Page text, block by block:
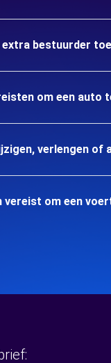
bestuurder
om een auto
verlengen of
om een